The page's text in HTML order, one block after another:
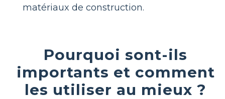
matériaux de construction.
Pourquoi sont-ils
importants et comment
les utiliser au mieux ?